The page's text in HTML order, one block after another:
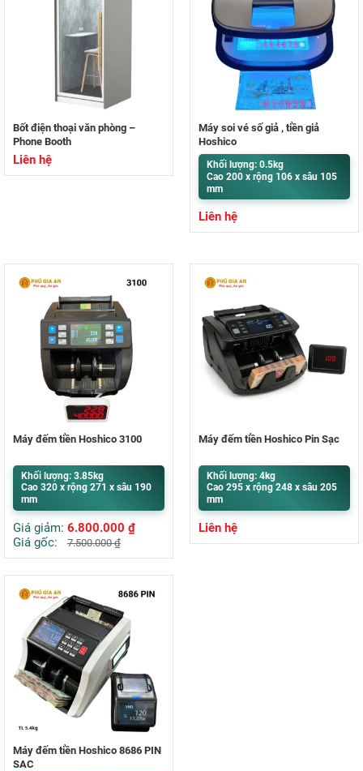
Bốt điện thoại văn phòng –
Phone Booth
Liên hệ
Máy soi vé số giả , tiền giả
Hoshico
Khối lượng: 0.5kg
Cao 200 x rộng 106 x sâu 105
mm
Liên hệ
Máy đếm tiền Hoshico 3100
Khối lượng: 3.85kg
Cao 320 x rộng 271 x sâu 190
mm
Giá giảm: 6.800.000 ₫
Giá gốc:
7.500.000₫
Máy đếm tiền Hoshico Pin Sạc
Khối lượng: 4kg
Cao 295 x rộng 248 x sâu 205
mm
Liên hệ
Máy đếm tiền Hoshico 8686 PIN
SẠC